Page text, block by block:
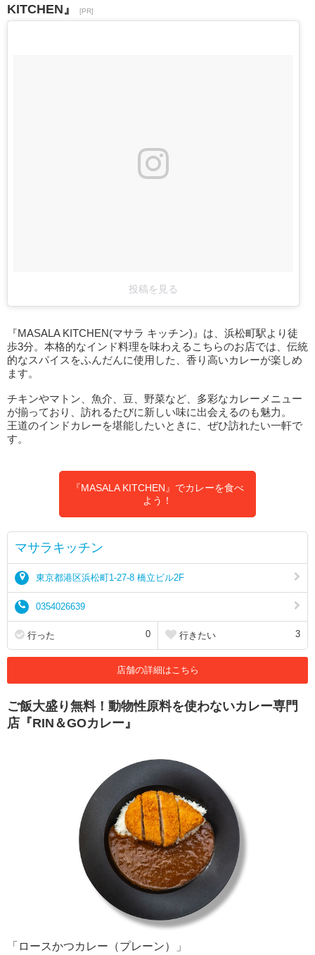
KITCHEN』
[PR]
投稿を見る
『MASALA KITCHEN(マサラ キッチン)』は、浜松町駅より徒
歩3分。本格的なインド料理を味わえるこちらのお店では、伝統
的なスパイスをふんだんに使用した、香り高いカレーが楽しめ
ます。
チキンやマトン、魚介、豆、野菜など、多彩なカレーメニュー
が揃っており、訪れるたびに新しい味に出会えるのも魅力。
王道のインドカレーを堪能したいときに、ぜひ訪れたい一軒で
す。
『MASALA KITCHEN』でカレーを食べ
よう！
マサラキッチン
東京都港区浜松町1-27-8 橋立ビル2F
0354026639
行った 0 行きたい 3
店舗の詳細はこちら
ご飯大盛り無料！動物性原料を使わないカレー専門
店『RIN＆GOカレー』
「ロースかつカレー（プレーン）」